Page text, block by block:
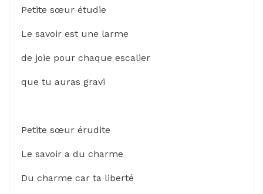
Petite sœur étudie
Le savoir est une larme
de joie pour chaque escalier
que tu auras gravi
Petite sœur érudite
Le savoir a du charme
Du charme car ta liberté